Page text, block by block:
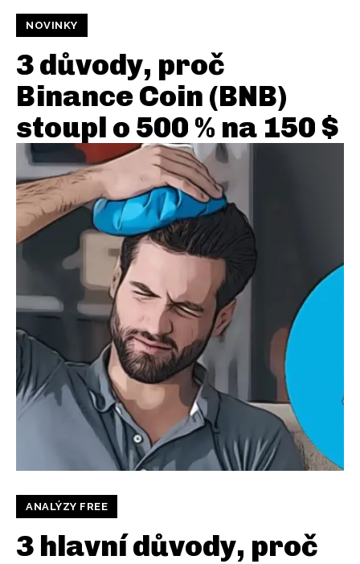
NOVINKY
3 důvody, proč
Binance Coin (BNB)
stoupl o 500 % na 150 $
ANALÝZY FREE
3 hlavní důvody, proč